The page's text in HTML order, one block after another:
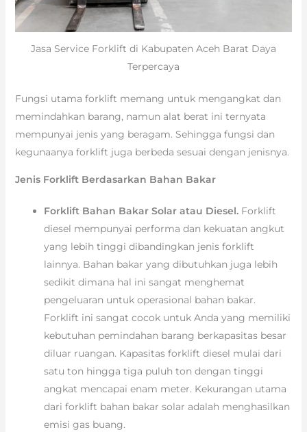
Jasa Service Forklift di Kabupaten Aceh Barat Daya
Terpercaya
Fungsi utama forklift memang untuk mengangkat dan
memindahkan barang, namun alat berat ini ternyata
mempunyai jenis yang beragam. Sehingga fungsi dan
kegunaanya forklift juga berbeda sesuai dengan jenisnya.
Jenis Forklift Berdasarkan Bahan Bakar
Forklift Bahan Bakar Solar atau Diesel. Forklift
diesel mempunyai performa dan kekuatan angkut
yang lebih tinggi dibandingkan jenis forklift
lainnya. Bahan bakar yang dibutuhkan juga lebih
sedikit dimana hal ini sangat menghemat
pengeluaran untuk operasional bahan bakar.
Forklift ini sangat cocok untuk Anda yang memiliki
kebutuhan pemindahan barang berkapasitas besar
diluar ruangan. Kapasitas forklift diesel mulai dari
satu ton hingga tiga puluh ton dengan tinggi
angkat mencapai enam meter. Kekurangan utama
dari forklift bahan bakar solar adalah menghasilkan
emisi gas buang.